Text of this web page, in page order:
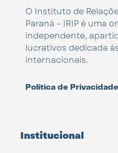
O Instituto de
Paraná – IRIP é uma
independente,
lucrativos dedicada
internacionais.
Política de Privacidade
Institucional